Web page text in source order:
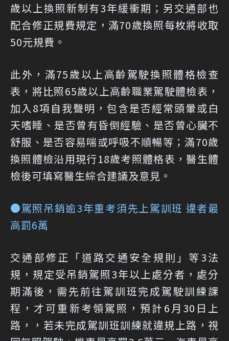
歲以上換照新制有3年緩衝期；另交通部也
配合修正規費規定，滿70歲換照每枚將收取
50元規費。
此外，滿75歲以上高齡駕駛換照體格檢查
表，將比照65歲以上高齡職業駕駛體檢表，
加入8項自我聲明，包含是否經常頭暈或白
天嗜睡、是否曾有昏倒經驗、是否曾心臟不
舒服、是否容易喘或呼吸不順暢等；滿70歲
換照體檢沿用現行18歲考照體格表，醫生體
檢後可填寫醫生綜合建議及意見。
●駕照吊銷逾3年重考須先上駕訓班 違者最
高罰6萬
交通部修正「道路交通安全規則」等3法
規，規定受吊銷駕照3年以上處分者，處分
期滿後，需先前往駕訓班完成駕駛訓練課
程，才可重新考領駕照，預計6月30日上
路，，若未完成駕訓班訓練就違規上路，視